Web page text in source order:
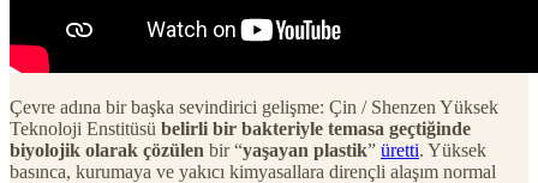
Çevre adına bir başka sevindirici gelişme: Çin / Shenzen Yüksek
Teknoloji Enstitüsü belirli bir bakteriyle temasa geçtiğinde
biyolojik olarak çözülen bir “yaşayan plastik” üretti. Yüksek
basınca, kurumaya ve yakıcı kimyasallara dirençli alaşım normal